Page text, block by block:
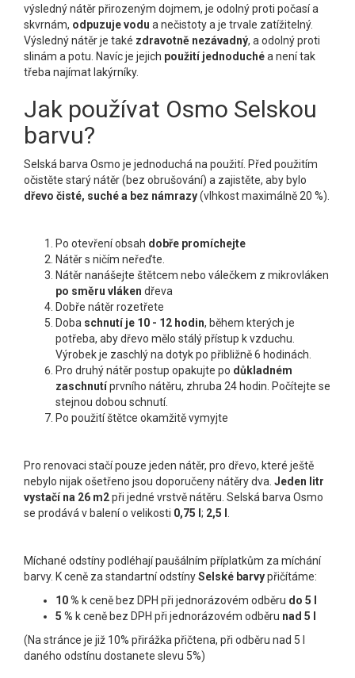
výsledný nátěr přirozeným dojmem, je odolný proti počasí a
skvrnám, odpuzuje vodu a nečistoty a je trvale zatížitelný.
Výsledný nátěr je také zdravotně nezávadný, a odolný proti
slinám a potu. Navíc je jejich použití jednoduchéa není tak
třeba najímat lakýrníky.
Jak používat Osmo Selskou
barvu?
Selská barva Osmo je jednoduchá na použití. Před použitím
očistěte starý nátěr (bez obrušování) a zajistěte, aby bylo
dřevo čisté, suché a bez námrazy(vlhkost maximálně 20 %).
Po otevření obsah dobře promíchejte
Nátěr s ničím neřeďte.
Nátěr nanášejte štětcem nebo válečkem z mikrovláken
po směru vláken dřeva
Dobře nátěr rozetřete
Doba schnutí je 10 - 12 hodin, během kterých je
potřeba, aby dřevo mělo stálý přístup k vzduchu.
Výrobek je zaschlý na dotyk po přibližně 6 hodinách.
Pro druhý nátěr postup opakujte po důkladném
zaschnutíprvního nátěru, zhruba 24 hodin. Počítejte se
stejnou dobou schnutí.
Po použití štětce okamžitě vymyjte
Pro renovaci stačí pouze jeden nátěr, pro dřevo, které ještě
nebylo nijak ošetřeno jsou doporučeny nátěry dva. Jeden litr
vystačí na 26 m2při jedné vrstvě nátěru. Selská barva Osmo
se prodává v balení o velikosti 0,75 l ; 2,5 l
Míchané odstíny podléhají paušálním příplatkům za míchání
barvy. K ceně za standartní odstínySelské barvypřičítáme:
10 % k ceně bez DPH při jednorázovém odběru do 5 l
5 % k ceně bez DPH při jednorázovém odběru nad 5 l
(Na stránce je již 10% přirážka přičtena, při odběru nad 5 l
daného odstínu dostanete slevu 5%)